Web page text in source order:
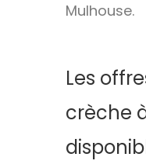
Mulhouse.
Les
crèche